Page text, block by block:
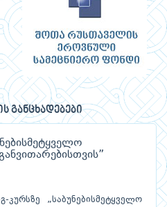
განცხადებები
კურსზე „საბუნებისმეტყველო